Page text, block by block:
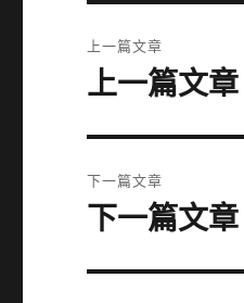
章
上一篇文章
上
篇
文
章:
上一篇文章
下一篇文章
下
篇
下一篇文章